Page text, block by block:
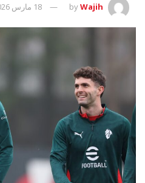
byWajih 18 مارس 2026